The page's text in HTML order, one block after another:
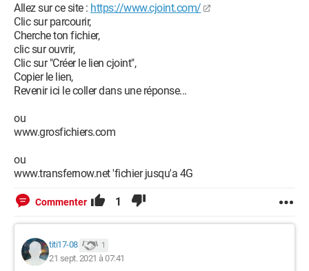
Allez sur ce site : https://www.cjoint.com/
Clic sur parcourir,
Cherche ton fichier,
clic sur ouvrir,
Clic sur "Créer le lien cjoint",
Copier le lien,
Revenir ici le coller dans une réponse...
ou
www.grosfichiers.com
ou
www.transfernow.net 'fichier jusqu'a 4G
Commenter 1
titi17-08 1
21 sept. 2021 à 07:41